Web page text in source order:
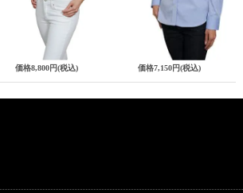
価格8,800円(税込) 価格7,150円(税込)